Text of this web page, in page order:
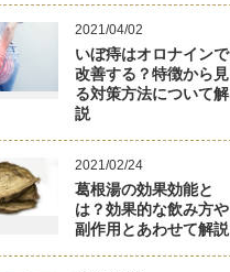
2021/04/02
いぼ痔はオロナインで
改善する？特徴から見
る対策方法について解
説
2021/02/24
葛根湯の効果効能と
は？効果的な飲み方や
副作用とあわせて解説